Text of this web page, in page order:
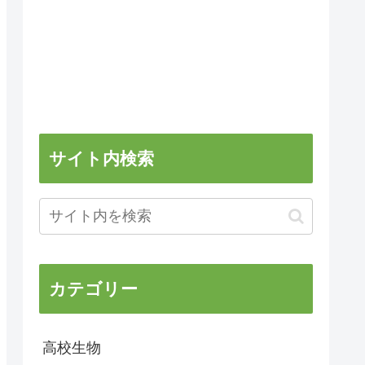
サイト内検索
カテゴリー
高校生物